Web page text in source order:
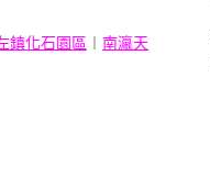
鎮化石園區 ︱ 南瀛天